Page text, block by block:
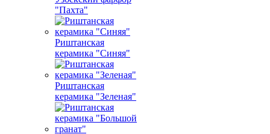
"Пахта"
Риштанская
керамика "Синяя"
Риштанская
керамика "Зеленая"